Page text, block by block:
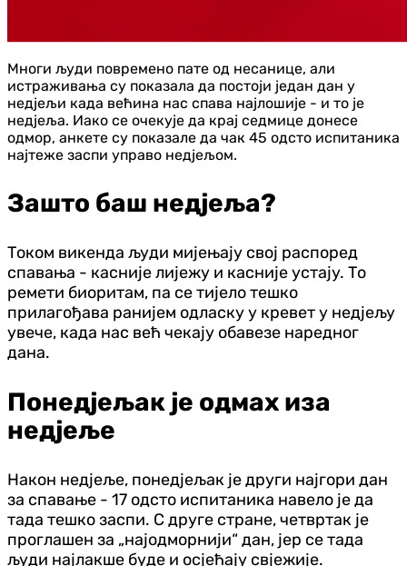
Многи људи повремено пате од несанице, али
истраживања су показала да постоји један дан у
недјељи када већина нас спава најлошије - и то је
недјеља. Иако се очекује да крај седмице донесе
одмор, анкете су показале да чак 45 одсто испитаника
најтеже заспи управо недјељом.
Зашто баш недјеља?
Током викенда људи мијењају свој распоред
спавања - касније лијежу и касније устају. То
ремети биоритам, па се тијело тешко
прилагођава ранијем одласку у кревет у недјељу
увече, када нас већ чекају обавезе наредног
дана.
Понедјељак је одмах иза
недјеље
Након недјеље, понедјељак је други најгори дан
за спавање - 17 одсто испитаника навело је да
тада тешко заспи. С друге стране, четвртак је
проглашен за „најодморнији“ дан, јер се тада
људи најлакше буде и осјећају свјежије.